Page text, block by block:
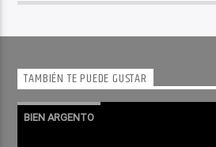
TAMBIÉN TE PUEDE GUSTAR
BIEN ARGENTO